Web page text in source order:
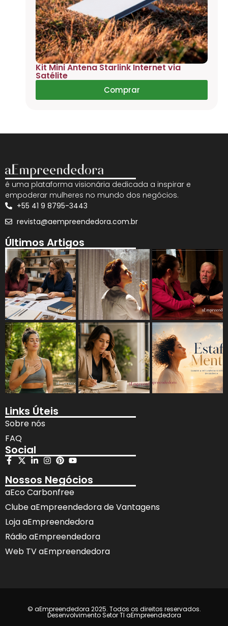
Kit Mini Antena Starlink Internet via
Satélite
Comprar
é uma plataforma visionária dedicada a inspirar e
empoderar mulheres no mundo dos negócios.
+55 41 9 8795-3443
revista@aempreendedora.com.br
Últimos Artigos
Links Úteis
Sobre nós
FAQ
Social
Nossos Negócios
aEco Carbonfree
Clube aEmpreendedora de Vantagens
Loja aEmpreendedora
Rádio aEmpreendedora
Web TV aEmpreendedora
© aEmpreendedora 2025. Todos os direitos reservados.
Desenvolvimento Setor TI aEmpreendedora